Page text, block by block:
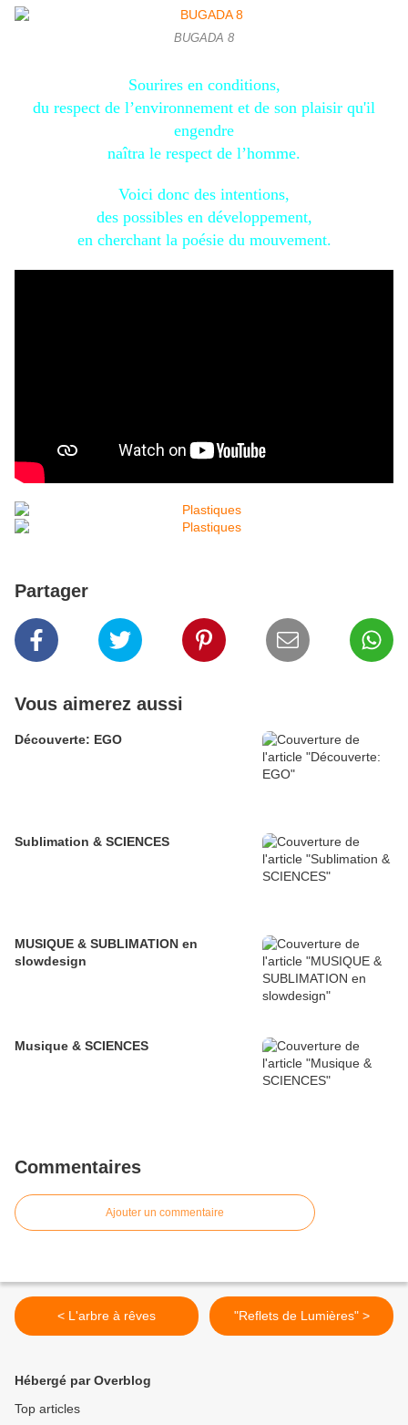
BUGADA 8
Sourires en conditions,
du respect de l’environnement et de son plaisir qu'il
engendre
naîtra le respect de l’homme.
Voici donc des intentions,
des possibles en développement,
en cherchant la poésie du mouvement.
Partager
Vous aimerez aussi
Découverte: EGO
Sublimation & SCIENCES
MUSIQUE & SUBLIMATION en
slowdesign
Musique & SCIENCES
Commentaires
Ajouter un commentaire
< L'arbre à rêves "Reflets de Lumières" >
Hébergé par Overblog
Top articles